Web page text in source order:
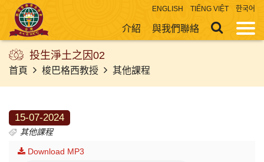
ENGLISH TIẾNG VIỆT 한국어
介紹 與我們聯絡
投生淨土之因02
首頁 梭巴格西教授 其他課程
15-07-2024
其他課程
Download MP3